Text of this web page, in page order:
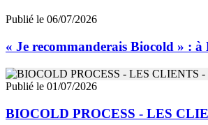
Publié le 06/07/2026
« Je recommanderais Biocold » :
Publié le 01/07/2026
BIOCOLD PROCESS - LES